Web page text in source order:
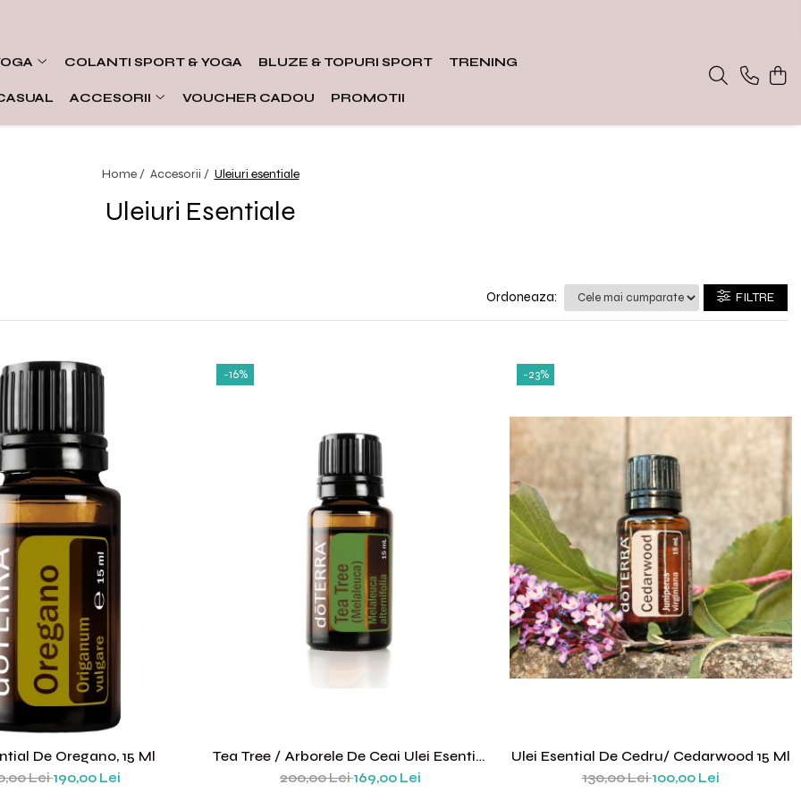
COLANTI SPORT & YOGA BLUZE & TOPURI SPORT TRENING
ACCESORII VOUCHER CADOU PROMOTII
Home / Accesorii / Uleiuri esentiale
Uleiuri Esentiale
FILTRE
Ordoneaza:
De Oregano, 15 Ml
Lei190,00 Lei
-16%
Tea Tree / Arborele De Ceai Ulei Esential
15 Ml
200,00 Lei169,00 Lei
-23%
Ulei Esential De Cedru/ Cedarwood 15 Ml
130,00 Lei100,00 Lei